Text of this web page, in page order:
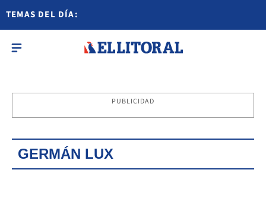
TEMAS DEL DÍA:
PUBLICIDAD
GERMÁN LUX